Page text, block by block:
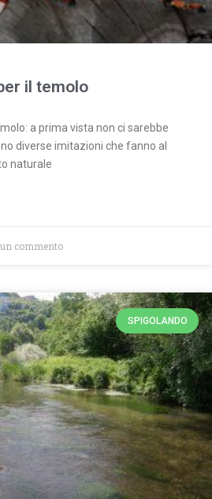
il temolo
a prima vista non ci sarebbe
diverse imitazioni che fanno al
naturale
commento
SPIGOLANDO